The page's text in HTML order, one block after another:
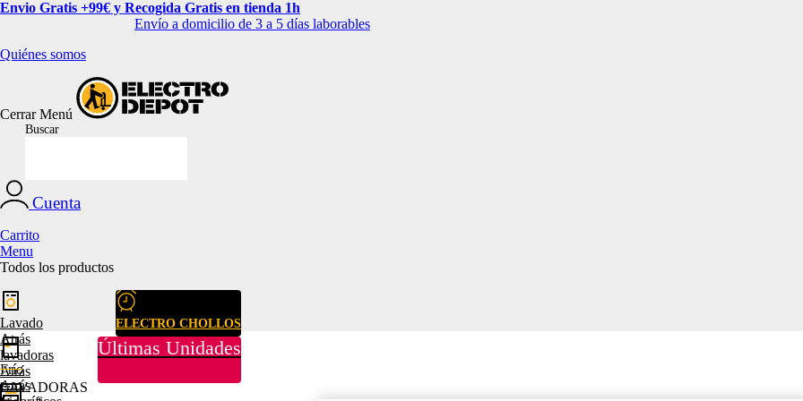
Envio Gratis +99€ y Recogida Gratis en tienda 1h
Envío a domicilio de 3 a 5 días laborables
Quiénes somos
CerrarMenú
Buscar
Cuenta
Carrito
Menu
Todos los productos
ELECTRO CHOLLOS
Últimas Unidades
Lavado
Atrás
lavadoras
Atrás
LAVADORAS
Frío
Atrás